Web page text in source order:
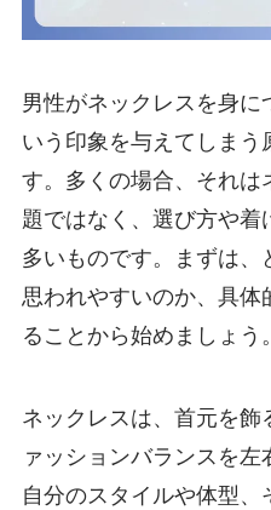
男性がネックレスを身に
いう印象を与えてしまう
す。多くの場合、それは
題ではなく、選び方や
多いものです。まずは、
思われやすいのか、具体
ることから始めましょう。
ネックレスは、首元を飾
ァッションバランスを左
自分のスタイルや体型、